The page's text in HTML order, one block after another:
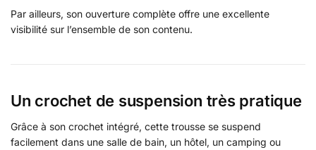
Par ailleurs, son ouverture complète offre une excellente
visibilité sur l’ensemble de son contenu.
Un crochet de suspension très pratique
Grâce à son crochet intégré, cette trousse se suspend
facilement dans une salle de bain, un hôtel, un camping ou